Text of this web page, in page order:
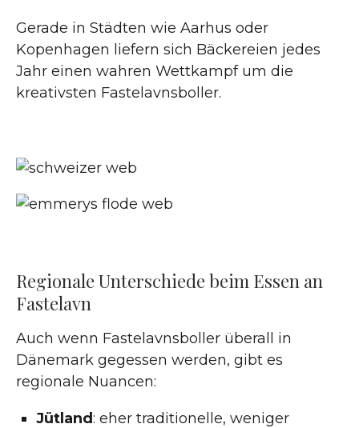
Gerade in Städten wie Aarhus oder
Kopenhagen liefern sich Bäckereien jedes
Jahr einen wahren Wettkampf um die
kreativsten Fastelavnsboller.
Regionale Unterschiede beim Essen an
Fastelavn
Auch wenn Fastelavnsboller überall in
Dänemark gegessen werden, gibt es
regionale Nuancen:
Jütland: eher traditionelle, weniger